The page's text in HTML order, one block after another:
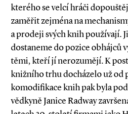
kterého se velcí hráči
zaměřit zejména na
a prodeji svých knih používají.
dostaneme do pozice obhájců
těmi, kteří jí nerozumějí. K
knižního trhu docházelo už od
komodifikace knih pak byla
vědkyně Janice Radway